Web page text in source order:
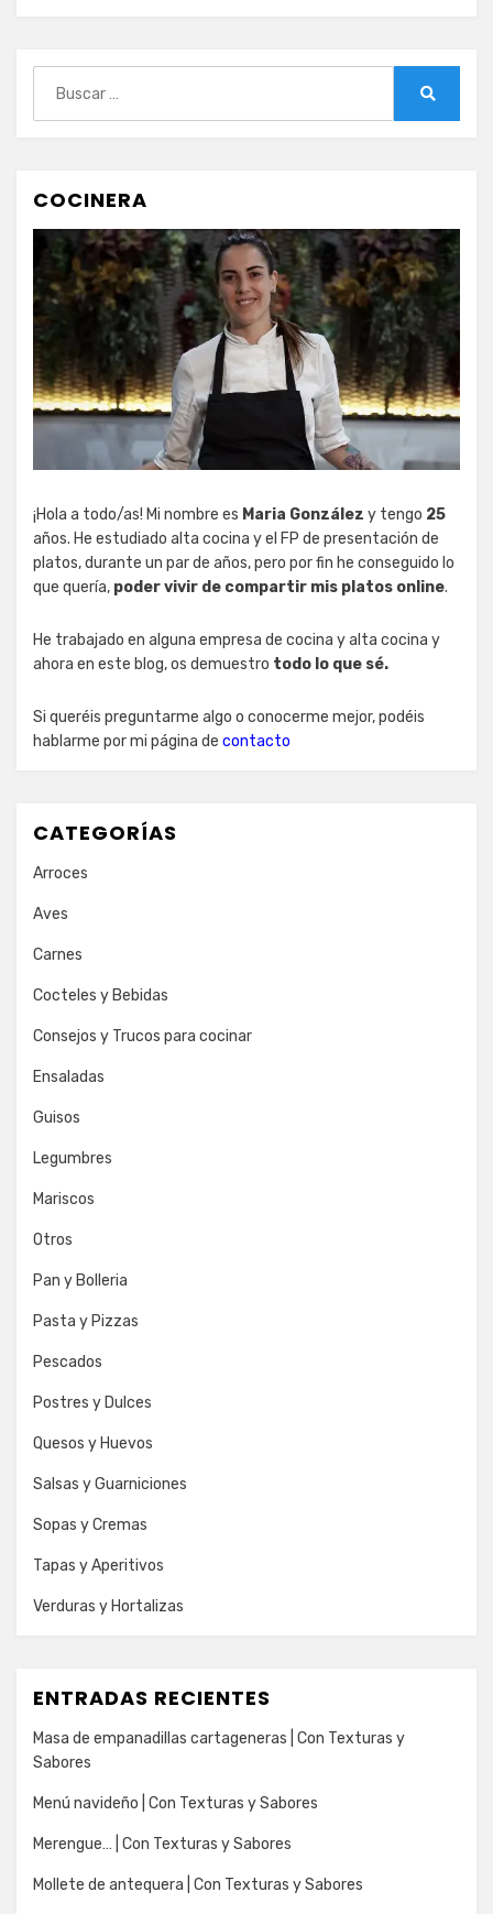
COCINERA
¡Hola a todo/as! Mi nombre es Maria González y tengo 25
años. He estudiado alta cocina y el FP de presentación de
platos, durante un par de años, pero por fin he conseguido lo
que quería, poder vivir de compartir mis platos online.
He trabajado en alguna empresa de cocina y alta cocina y
ahora en este blog, os demuestro todo lo que sé.
Si queréis preguntarme algo o conocerme mejor, podéis
hablarme por mi página de contacto
CATEGORÍAS
Arroces
Aves
Carnes
Cocteles y Bebidas
Consejos y Trucos para cocinar
Ensaladas
Guisos
Legumbres
Mariscos
Otros
Pan y Bolleria
Pasta y Pizzas
Pescados
Postres y Dulces
Quesos y Huevos
Salsas y Guarniciones
Sopas y Cremas
Tapas y Aperitivos
Verduras y Hortalizas
ENTRADAS RECIENTES
Masa de empanadillas cartageneras | Con Texturas y
Sabores
Menú navideño | Con Texturas y Sabores
Merengue… | Con Texturas y Sabores
Mollete de antequera | Con Texturas y Sabores